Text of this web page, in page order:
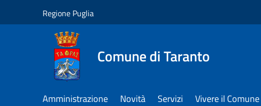
Regione Puglia
Comune di Taranto
Amministrazione Novità Servizi Vivere il Comune